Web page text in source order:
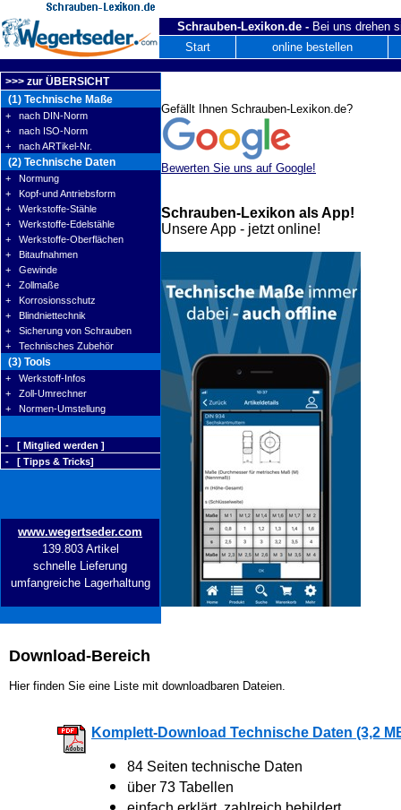
Schrauben-Lexikon.de - Bei uns drehen
Start
online bestellen
>>> zur ÜBERSICHT
(1) Technische Maße
+ nach DIN-Norm
+ nach ISO-Norm
+ nach ARTikel-Nr.
(2) Technische Daten
+ Normung
+ Kopf-und Antriebsform
+ Werkstoffe-Stähle
+ Werkstoffe-Edelstähle
+ Werkstoffe-Oberflächen
+ Bitaufnahmen
+ Gewinde
+ Zollmaße
+ Korrosionsschutz
+ Blindniettechnik
+ Sicherung von Schrauben
+ Technisches Zubehör
(3) Tools
+ Werkstoff-Infos
+ Zoll-Umrechner
+ Normen-Umstellung
- [ Mitglied werden ]
- [ Tipps & Tricks]
www.wegertseder.com
139.803 Artikel
schnelle Lieferung
umfangreiche Lagerhaltung
Download-Bereich
Hier finden Sie eine Liste mit downloadbaren Dateien.
Komplett-Download Technische Daten (3,2
84 Seiten technische Daten
über 73 Tabellen
Gefällt Ihnen Schrauben-Lexikon.de?
Bewerten Sie uns auf Google!
Schrauben-Lexikon als App!
Unsere App - jetzt online!